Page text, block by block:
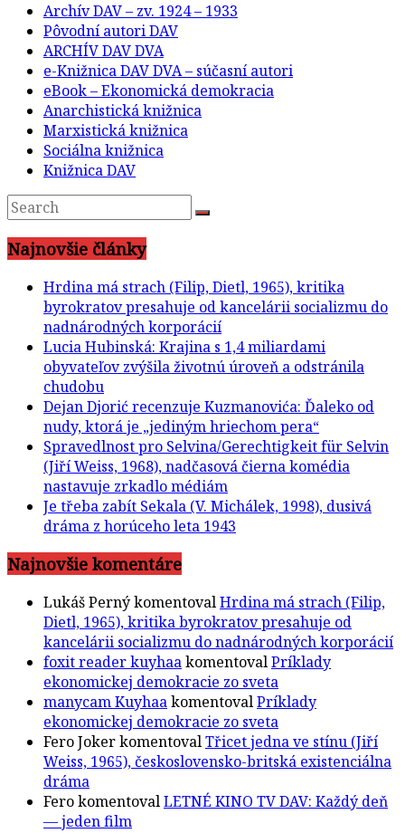
Archív DAV – zv. 1924 – 1933
Pôvodní autori DAV
ARCHÍV DAV DVA
e-Knižnica DAV DVA – súčasní autori
eBook – Ekonomická demokracia
Anarchistická knižnica
Marxistická knižnica
Sociálna knižnica
Knižnica DAV
Najnovšie články
Hrdina má strach (Filip, Dietl, 1965), kritika
byrokratov presahuje od kancelárii socializmu do
nadnárodných korporácií
Lucia Hubinská: Krajina s 1,4 miliardami
obyvateľov zvýšila životnú úroveň a odstránila
chudobu
Dejan Djorić recenzuje Kuzmanovića: Ďaleko od
nudy, ktorá je „jediným hriechom pera“
Spravedlnost pro Selvina/Gerechtigkeit für Selvin
(Jiří Weiss, 1968), nadčasová čierna komédia
nastavuje zrkadlo médiám
Je třeba zabít Sekala (V. Michálek, 1998), dusivá
dráma z horúceho leta 1943
Najnovšie komentáre
Lukáš PernýkomentovalHrdina má strach (Filip,
Dietl, 1965), kritika byrokratov presahuje od
kancelárii socializmu do nadnárodných korporácií
foxit reader kuyhaakomentovalPríklady
ekonomickej demokracie zo sveta
manycam KuyhaakomentovalPríklady
ekonomickej demokracie zo sveta
Fero JokerkomentovalTřicet jedna ve stínu (Jiří
Weiss, 1965), československo-britská existenciálna
dráma
FerokomentovalLETNÉ KINO TV DAV: Každý deň
— jeden film